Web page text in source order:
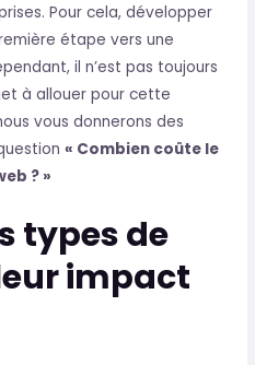
Pour cela, développer
étape vers une
il n’est pas toujours
à allouer pour cette
vous donnerons des
« Combien coûte le
? »
types de
impact